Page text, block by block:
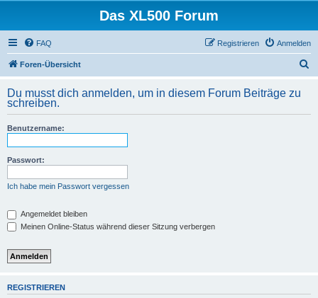
Das XL500 Forum
FAQ Anmelden
Registrieren
Foren-Übersicht
h
Du musst dich anmelden, um in diesem Forum Beiträge zu
schreiben.
Benutzername:
Passwort:
Ich habe mein Passwort vergessen
Angemeldet bleiben
Meinen Online-Status während dieser Sitzung verbergen
REGISTRIEREN